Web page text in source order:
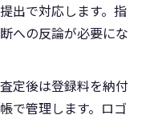
出で対応します。指
への反論が必要にな
定後は登録料を納付
で管理します。ロゴ